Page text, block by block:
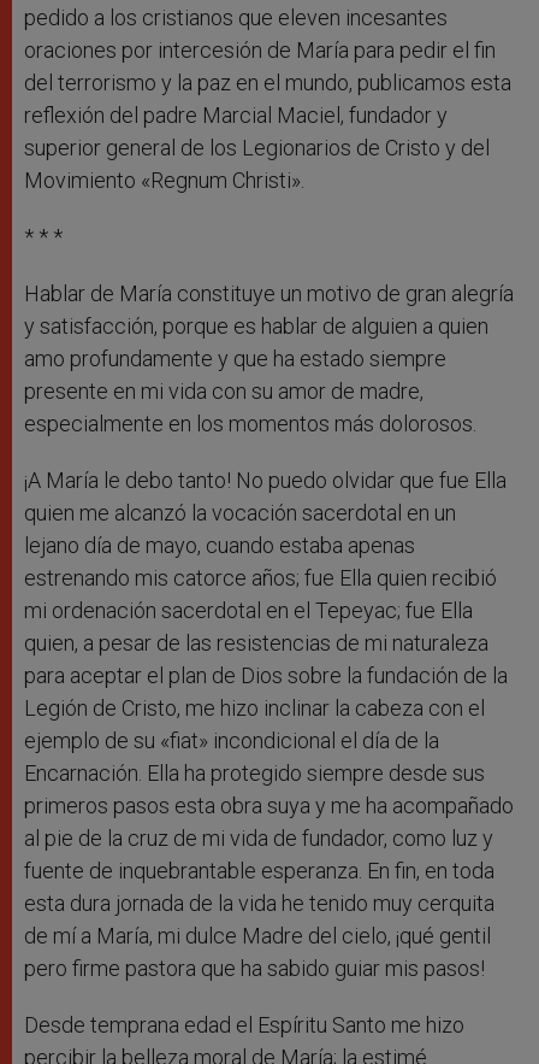
pedido a los cristianos que eleven incesantes
oraciones por intercesión de María para pedir el fin
del terrorismo y la paz en el mundo, publicamos esta
reflexión del padre Marcial Maciel, fundador y
superior general de los Legionarios de Cristo y del
Movimiento «Regnum Christi».
* * *
Hablar de María constituye un motivo de gran alegría
y satisfacción, porque es hablar de alguien a quien
amo profundamente y que ha estado siempre
presente en mi vida con su amor de madre,
especialmente en los momentos más dolorosos.
¡A María le debo tanto! No puedo olvidar que fue Ella
quien me alcanzó la vocación sacerdotal en un
lejano día de mayo, cuando estaba apenas
estrenando mis catorce años; fue Ella quien recibió
mi ordenación sacerdotal en el Tepeyac; fue Ella
quien, a pesar de las resistencias de mi naturaleza
para aceptar el plan de Dios sobre la fundación de la
Legión de Cristo, me hizo inclinar la cabeza con el
ejemplo de su «fiat» incondicional el día de la
Encarnación. Ella ha protegido siempre desde sus
primeros pasos esta obra suya y me ha acompañado
al pie de la cruz de mi vida de fundador, como luz y
fuente de inquebrantable esperanza. En fin, en toda
esta dura jornada de la vida he tenido muy cerquita
de mí a María, mi dulce Madre del cielo, ¡qué gentil
pero firme pastora que ha sabido guiar mis pasos!
Desde temprana edad el Espíritu Santo me hizo
percibir la belleza moral de María; la estimé